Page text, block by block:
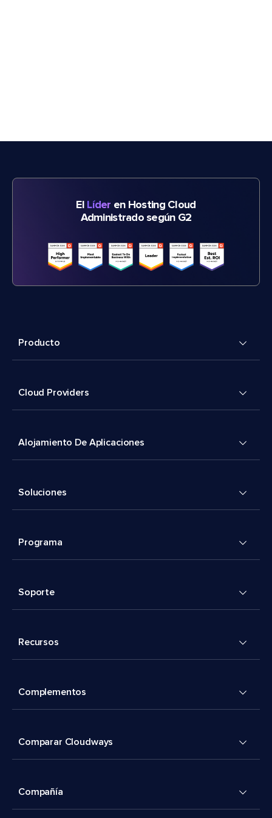
El Líder en Hosting Cloud
Administrado según G2
Producto
Cloud Providers
Alojamiento De Aplicaciones
Soluciones
Programa
Soporte
Recursos
Complementos
Comparar Cloudways
Compañía